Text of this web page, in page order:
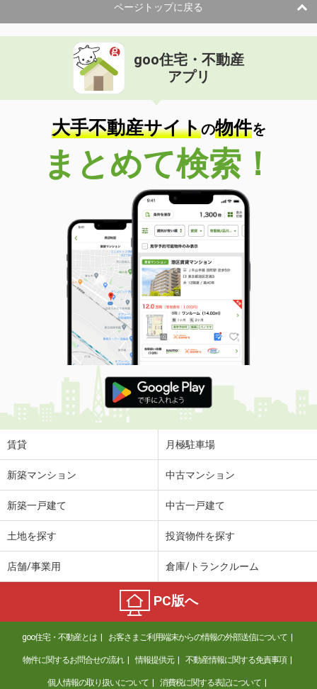
間取り
1LDK
群馬県館林市上赤生田町
価 格
住 所
群馬県館林市上赤生田町
専有面積 37.37m²
間取り
1LDK
群馬県高崎市菅谷町
価 格
4.20万円
群馬県高崎市菅谷町
46.23m²
間取り
3K
群馬県前橋市富士見町原之郷
価 格
3.50万円
住 所
群馬県前橋市富士見町原之郷
専有面積 23.71m²
間取り
1K
群馬県渋川市阿久津
価 格
3.90万円
住 所
群馬県渋川市阿久津
専有面積
群馬県前橋市西片貝町５
3.70万円
群馬県渋川市阿久津
3.90万円
住 所
群馬県渋川市阿久津
専有面積 23.71m²
間取り
1K
群馬県伊勢崎市除ケ町
ページトップに戻る
goo住宅・不動産
アプリ
大手不動産サイトの物件を
まとめて検索！
賃貸 月極駐車場
新築マンション 中古マンション
新築一戸建て 中古一戸建て
土地を探す 投資物件を探す
店舗/事業用 倉庫/トランクルーム
PC版へ
goo住宅・不動産とは お客さまご利用端末からの情報の外部送信について
物件に関するお問合せの流れ 情報提供元 不動産情報に関する免責事項
個人情報の取り扱いについて 消費税に関する表記について